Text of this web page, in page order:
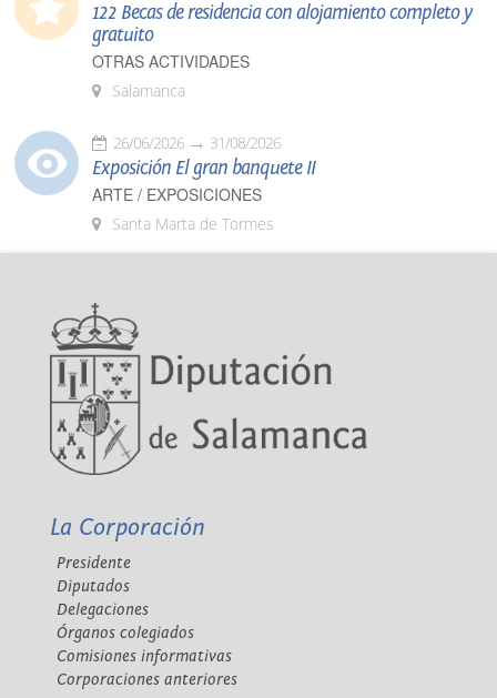
122 Becas de residencia con alojamiento completo y
gratuito
OTRAS ACTIVIDADES
Salamanca
26/06/2026 31/08/2026
Exposición El gran banquete II
ARTE / EXPOSICIONES
Santa Marta de Tormes
La Corporación
Presidente
Diputados
Delegaciones
Órganos colegiados
Comisiones informativas
Corporaciones anteriores